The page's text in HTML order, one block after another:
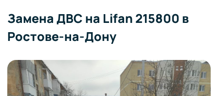
Замена ДВС на Lifan 215800 в
Ростове-на-Дону